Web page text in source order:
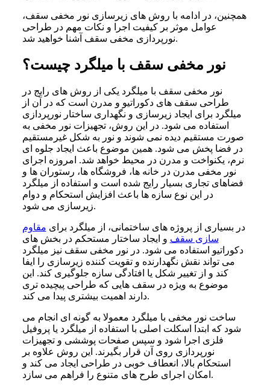
همچنین، در ادامه با روش های زیرسازی نور مخفی سقف،
عوامل موثر بر کیفیت اجرا و نکات مهم در طراحی
نورپردازی مخفی سقف آشنا خواهید شد.
نور مخفی سقف با میلگرد چیست؟
نور مخفی سقف با میلگرد یکی از روش های رایج در
طراحی سقف های دکوراتیو و مدرن است که در آن از
میلگرد برای ایجاد زیرسازی و نگهداری ساختار نورپردازی
استفاده می شود. در این روش، تجهیزات نور مخفی به
صورت مستقیم دیده نمی شوند و نور به شکل غیرمستقیم
در فضا پخش می شود. همین موضوع باعث ایجاد جلوه ای
نرم، یکنواخت و مدرن در محیط خواهد شد. امروزه اجرای
نور مخفی مدرن در خانه ها، فروشگاه ها، رستوران ها و
فضاهای تجاری بسیار رایج شده است و استفاده از میلگرد
در این نوع سازه ها باعث افزایش استحکام و دوام
زیرسازی می شود.
در بسیاری از پروژه های ساختمانی، از میلگرد برای مقاوم
سازی سقف و ایجاد ساختار مستحکم در بخش های
دکوراتیو استفاده می شود. در نور مخفی سقف نیز میلگرد
می تواند نقش نگهدارنده و تقویت کننده زیرسازی را ایفا
کند و از تغییر شکل یا افتادگی سازه جلوگیری کند. این
موضوع به ویژه در سقف هایی که طراحی پیچیده تری
دارند اهمیت بیشتری پیدا می کند.
ساخت نور مخفی با میلگرد معمولا به گونه ای انجام می
شود که ابتدا اسکلت اصلی با استفاده از میلگرد یا پروفیل
فلزی اجرا شود و سپس صفحات پوششی و تجهیزات
نورپردازی روی آن قرار بگیرند. این روش علاوه بر
استحکام بالا، انعطاف خوبی در طراحی ایجاد می کند و
امکان اجرای طرح های متنوع را فراهم می سازد.